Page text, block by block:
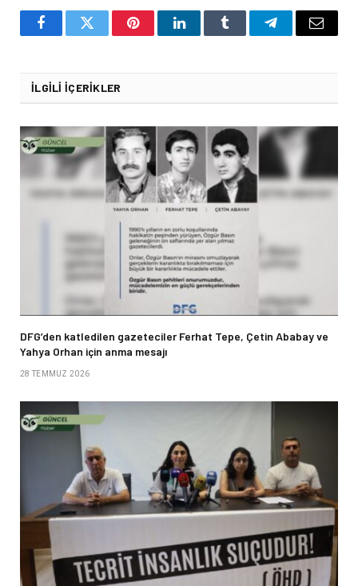
FacebookTwitter PinterestLinkedInTumblr TelegramEmail
İLGILI İÇERIKLER
DFG’den katledilen gazeteciler Ferhat Tepe, Çetin Ababay ve
Yahya Orhan için anma mesajı
28 TEMMUZ 2026